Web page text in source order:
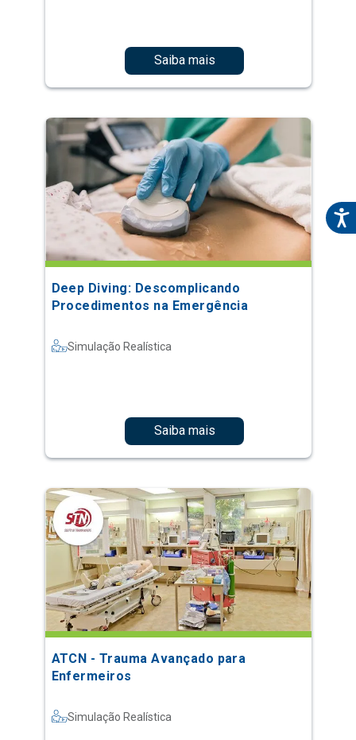
Saiba mais
Deep Diving: Descomplicando
Procedimentos na Emergência
Simulação Realística
Saiba mais
ATCN - Trauma Avançado para
Enfermeiros
Simulação Realística